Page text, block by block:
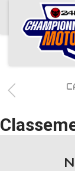
ACCUEIL
ACTUS
PHOTOS